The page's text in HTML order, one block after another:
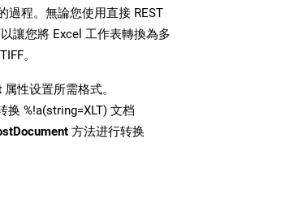
過程。無論您使用直接 REST
讓您將 Excel 工作表轉換為多
。
属性设置所需格式。
换 %!a(string=XLT) 文档
方法进行转换